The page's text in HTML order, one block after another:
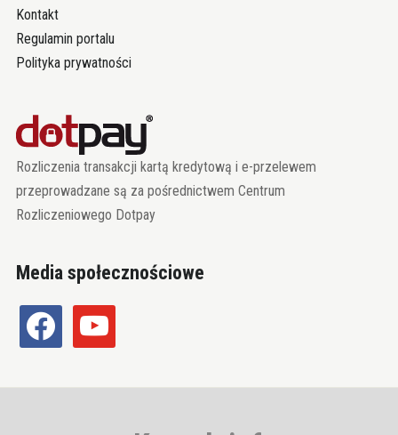
Kontakt
Regulamin portalu
Polityka prywatności
Rozliczenia transakcji kartą kredytową i e-przelewem
przeprowadzane są za pośrednictwem Centrum
Rozliczeniowego Dotpay
Media społecznościowe
facebook youtube